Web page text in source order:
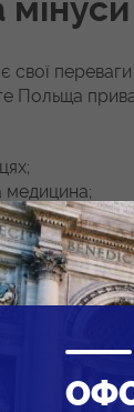
Польща
медицина;
в
в
високі.